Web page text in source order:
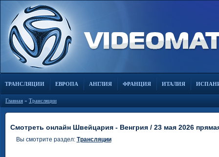
ТРАНСЛЯЦИИ ЕВРОПА АНГЛИЯ ФРАНЦИЯ ИТАЛИЯ
Главная » Трансляции
Смотреть онлайн Швейцария - Венгрия / 23 мая 2026
Вы смотрите раздел: Трансляции